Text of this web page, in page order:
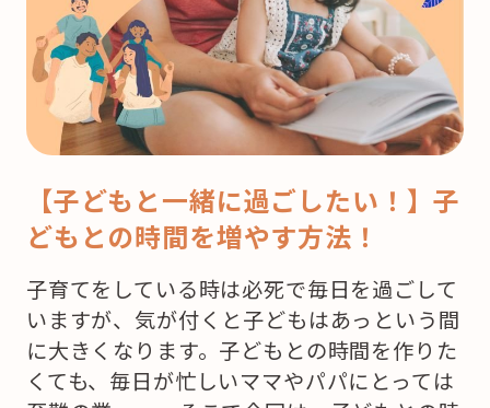
【子どもと一緒に過ごしたい！】子
どもとの時間を増やす方法！
子育てをしている時は必死で毎日を過ごして
いますが、気が付くと子どもはあっという間
に大きくなります。子どもとの時間を作りた
くても、毎日が忙しいママやパパにとっては